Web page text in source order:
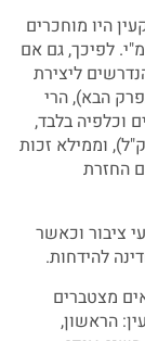
היו מוחכרים
הם הוחזרו לרמ"י. לפיכך, גם אם
ליצירת
הבא), הרי
וכלפיה בלבד,
וממילא זכות
הייתה קיימת, פקעה בשנת 2012 עם החזרת
ציבור וכאשר
להידחות.
מצטברים
הראשון,